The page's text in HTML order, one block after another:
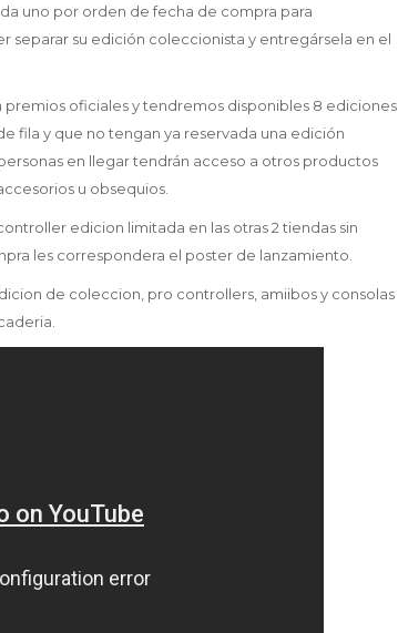
uno por orden de fecha de compra para
separar su edición coleccionista y entregársela en el
premios oficiales y tendremos disponibles 8 ediciones
fila y que no tengan ya reservada una edición
en llegar tendrán acceso a otros productos
u obsequios.
edicion limitada en las otras 2 tiendas sin
les correspondera el poster de lanzamiento.
de coleccion, pro controllers, amiibos y consolas